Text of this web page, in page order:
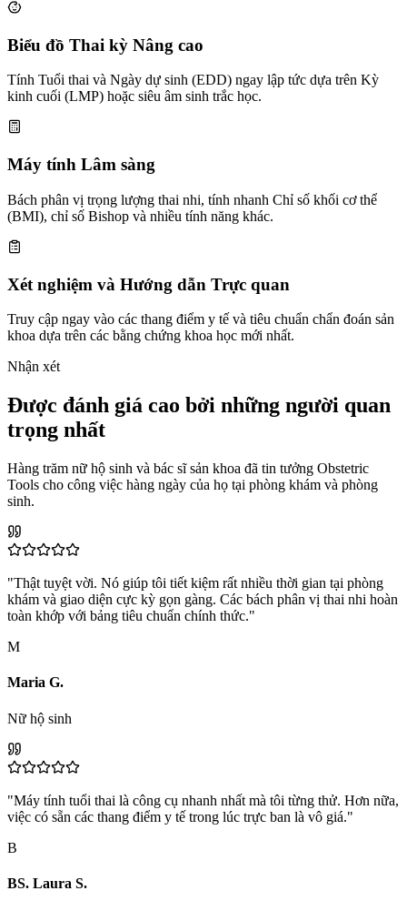
Biểu đồ Thai kỳ Nâng cao
Tính Tuổi thai và Ngày dự sinh (EDD) ngay lập tức dựa trên Kỳ
kinh cuối (LMP) hoặc siêu âm sinh trắc học.
Máy tính Lâm sàng
Bách phân vị trọng lượng thai nhi, tính nhanh Chỉ số khối cơ thể
(BMI), chỉ số Bishop và nhiều tính năng khác.
Xét nghiệm và Hướng dẫn Trực quan
Truy cập ngay vào các thang điểm y tế và tiêu chuẩn chẩn đoán sản
khoa dựa trên các bằng chứng khoa học mới nhất.
Nhận xét
Được đánh giá cao bởi những người quan
trọng nhất
Hàng trăm nữ hộ sinh và bác sĩ sản khoa đã tin tưởng Obstetric
Tools cho công việc hàng ngày của họ tại phòng khám và phòng
sinh.
"Thật tuyệt vời. Nó giúp tôi tiết kiệm rất nhiều thời gian tại phòng
khám và giao diện cực kỳ gọn gàng. Các bách phân vị thai nhi hoàn
toàn khớp với bảng tiêu chuẩn chính thức."
M
Maria G.
Nữ hộ sinh
"Máy tính tuổi thai là công cụ nhanh nhất mà tôi từng thử. Hơn nữa,
việc có sẵn các thang điểm y tế trong lúc trực ban là vô giá."
B
BS. Laura S.